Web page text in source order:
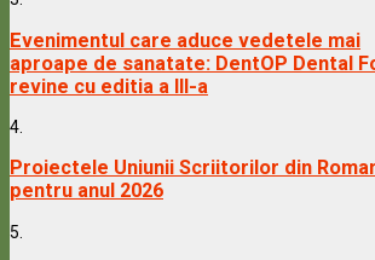
Evenimentul care aduce vedetele mai
aproape de sanatate: DentOP Dental
revine cu editia a III-a
4.
Proiectele Uniunii Scriitorilor din
pentru anul 2026
5.